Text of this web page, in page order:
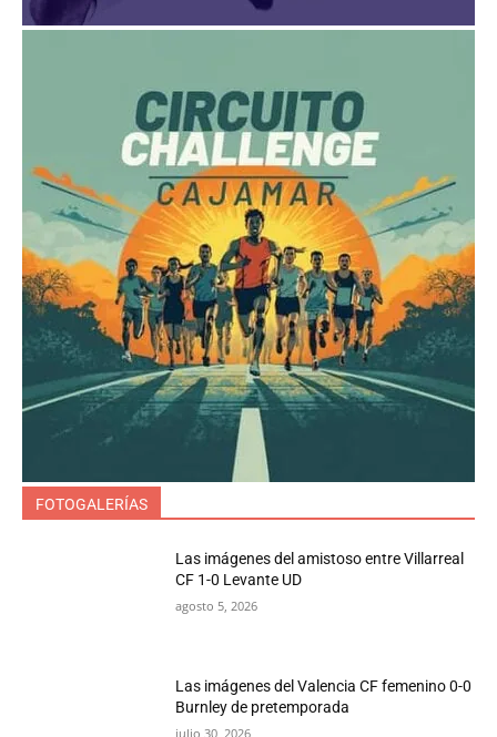
FOTOGALERÍAS
Las imágenes del amistoso entre Villarreal
CF 1-0 Levante UD
agosto 5, 2026
Las imágenes del Valencia CF femenino 0-0
Burnley de pretemporada
julio 30, 2026